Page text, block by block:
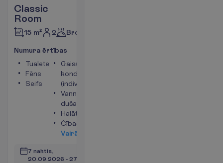
Classic
Room
15 m² 2 Brokastis
Numura ērtības
Tualete
Fēns
Seifs
Gaisa
kondicionētājs
(individuālais)
Vanna vai
duša
Halāts
Čības
Vairā
7 naktis,
20.09.2026 - 27.09.2026